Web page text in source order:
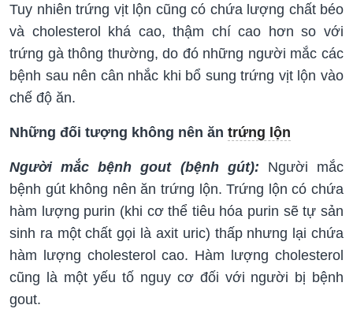
Tuy nhiên trứng vịt lộn cũng có chứa lượng chất béo
và cholesterol khá cao, thậm chí cao hơn so với
trứng gà thông thường, do đó những người mắc các
bệnh sau nên cân nhắc khi bổ sung trứng vịt lộn vào
chế độ ăn.
Những đối tượng không nên ăn trứng lộn
Người mắc bệnh gout (bệnh gút): Người mắc
bệnh gút không nên ăn trứng lộn. Trứng lộn có chứa
hàm lượng purin (khi cơ thể tiêu hóa purin sẽ tự sản
sinh ra một chất gọi là axit uric) thấp nhưng lại chứa
hàm lượng cholesterol cao. Hàm lượng cholesterol
cũng là một yếu tố nguy cơ đối với người bị bệnh
gout.